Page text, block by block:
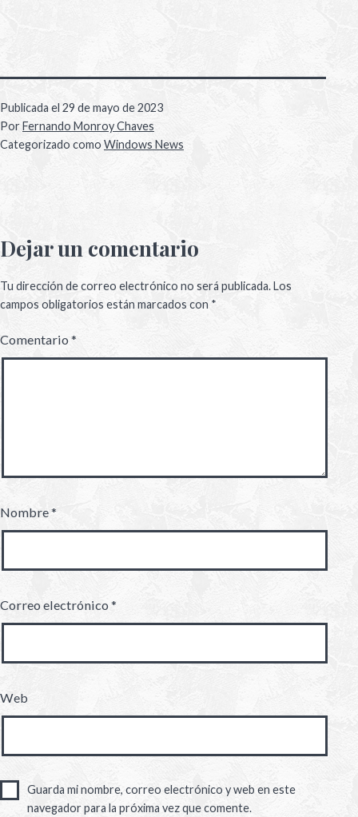
Publicada el 29 de mayo de 2023
PorFernando Monroy Chaves
Categorizado como Windows News
Dejar un comentario
Tu dirección de correo electrónico no será publicada.Los
campos obligatorios están marcados con *
Comentario*
Nombre*
Correo electrónico*
Web
Guarda mi nombre, correo electrónico y web en este
navegador para la próxima vez que comente.